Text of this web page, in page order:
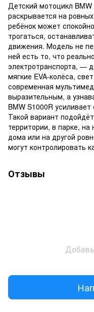
Детский мотоцикл BMW
раскрывается на
ребёнок может
трогаться,
движения. Модель не
ней есть то, что
электротранспорта, —
мягкие EVA-колёса,
современная
выразительным, а
BMW S1000R
Такой вариант
территории, в парке,
дома или на другой
могут контролировать
Отзывы